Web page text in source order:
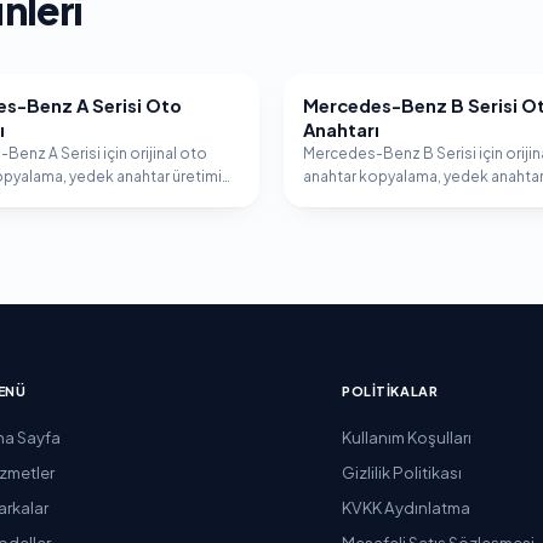
BENZ
Benz A Serisi Oto
Benz A Serisi için orijinal oto
yedek anahtar üretimi
MERCEDES-BENZ
Mercedes-Benz B Serisi
Anahtarı
Mercedes-Benz B Serisi için
anahtar kopyalama, yedek
Sayfa
POLITIKALAR
Kullanım Koşulları
Gizlilik Politikası
KVKK Aydınlatma